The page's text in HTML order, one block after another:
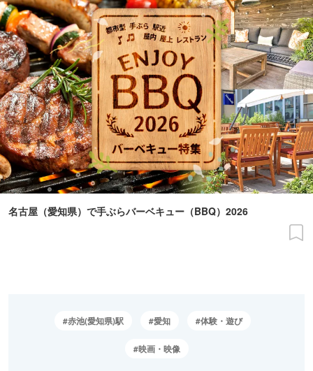
名古屋（愛知県）で手ぶらバーベキュー（BBQ）2026
赤池(愛知県)駅 愛知 体験・遊び
映画・映像